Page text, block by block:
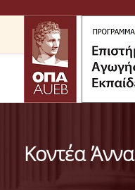
ΑΡΧΙΚΗ
ΠΛΗΡΟΦΟΡΙΕΣ
Κοντέα Άννα